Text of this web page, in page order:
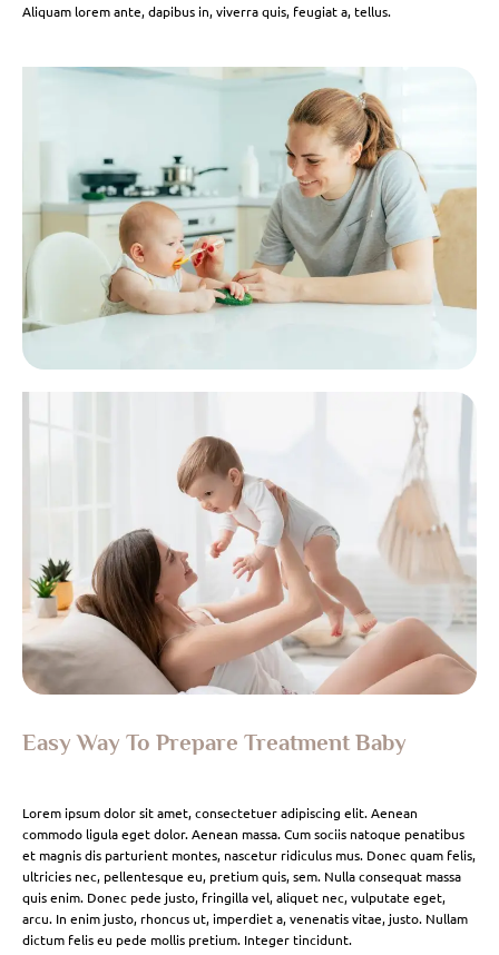
Aliquam lorem ante, dapibus in, viverra quis, feugiat a, tellus.
Easy Way To Prepare Treatment Baby
Lorem ipsum dolor sit amet, consectetuer adipiscing elit. Aenean
commodo ligula eget dolor. Aenean massa. Cum sociis natoque penatibus
et magnis dis parturient montes, nascetur ridiculus mus. Donec quam felis,
ultricies nec, pellentesque eu, pretium quis, sem. Nulla consequat massa
quis enim. Donec pede justo, fringilla vel, aliquet nec, vulputate eget,
arcu. In enim justo, rhoncus ut, imperdiet a, venenatis vitae, justo. Nullam
dictum felis eu pede mollis pretium. Integer tincidunt.